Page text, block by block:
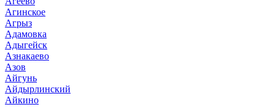
Агинское
Агрыз
Адамовка
Адыгейск
Азнакаево
Азов
Айгунь
Айдырлинский
Айкино